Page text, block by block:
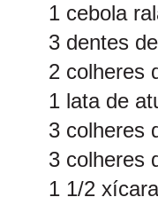
1 cebola
3 dentes
2 colheres
1 lata de
3 colheres
3 colheres
1 1/2